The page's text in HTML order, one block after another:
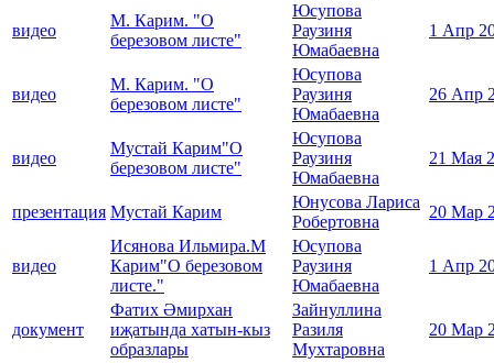
видео
М. Карим. "О
березовом листе"
Юсупова
Раузиня
Юмабаевна
1 Апр
видео
М. Карим. "О
березовом листе"
Юсупова
Раузиня
Юмабаевна
26 Апр
видео
Мустай Карим"О
березовом листе"
Юсупова
Раузиня
Юмабаевна
21 Мая
презентация Мустай Карим
Юнусова Лариса
Робертовна
20 Мар
видео
Исянова Ильмира.М
Карим"О березовом
листе."
Юсупова
Раузиня
Юмабаевна
1 Апр
документ
Фатих Әмирхан
иҗатында хатын-кыз
образлары
Зайнуллина
Разиля
Мухтаровна
20 Мар